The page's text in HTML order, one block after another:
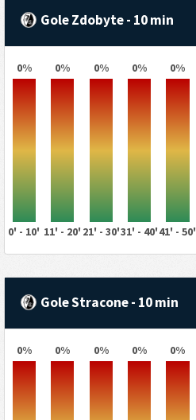
Gole Zdobyte - 10 min
0% 0% 0% 0% 0%
0' - 10' 11' - 20' 21' - 30'31' - 40'41' - 50'
Gole Stracone - 10 min
0% 0% 0% 0% 0%